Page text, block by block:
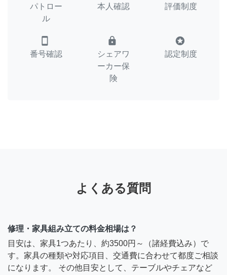
パトロー
ル
本人確認 評価制度
smartphone
番号確認
lock
シェアワ
ーカー保
険
stars
認定制度
よくある質問
修理・家具組み立ての料金相場は？
目安は、家具1つあたり、約3500円～（諸経費込み）で
す。家具の種類や対応項目、交通費に合わせて都度ご相談
になります。 その他目安として、テーブルやチェアなど